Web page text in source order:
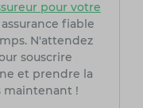
pour votre
fiable
N'attendez
souscrire
et prendre la
maintenant !